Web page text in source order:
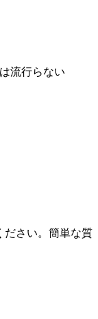
流行らない
ださい。簡単な質